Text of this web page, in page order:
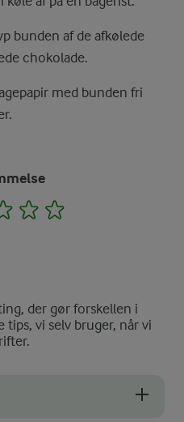
bunden af de afkølede
chokolade.
med bunden fri
3 4
der gør forskellen i
tips, vi selv bruger, når vi